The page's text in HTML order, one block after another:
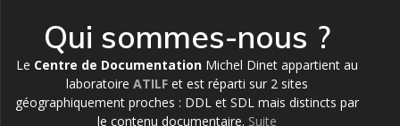
Qui sommes-nous ?
Le Centre de Documentation Michel Dinet appartient au
laboratoire ATILF et est réparti sur 2 sites
géographiquement proches : DDL et SDL mais distincts par
le contenu documentaire. Suite